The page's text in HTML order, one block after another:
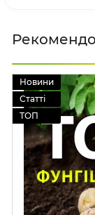
Новини
Статті
ТОП